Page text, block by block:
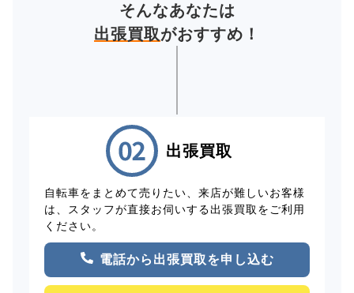
そんなあなたは
出張買取がおすすめ！
出張買取
自転車をまとめて売りたい、来店が難しいお客様
は、スタッフが直接お伺いする出張買取をご利用
ください。
電話から出張買取を申し込む